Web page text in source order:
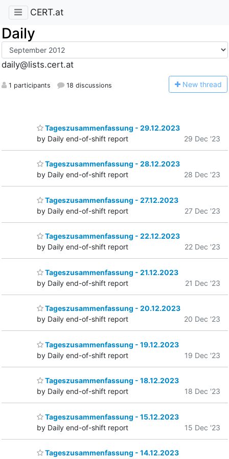
CERT.at
Daily
daily@lists.cert.at
1 participants 18 discussions New thread
Tageszusammenfassung - 29.12.2023
by Daily end-of-shift report
29 Dec '23
Tageszusammenfassung - 28.12.2023
by Daily end-of-shift report
28 Dec '23
Tageszusammenfassung - 27.12.2023
by Daily end-of-shift report
27 Dec '23
Tageszusammenfassung - 22.12.2023
by Daily end-of-shift report
22 Dec '23
Tageszusammenfassung - 21.12.2023
by Daily end-of-shift report
21 Dec '23
Tageszusammenfassung - 20.12.2023
by Daily end-of-shift report
20 Dec '23
Tageszusammenfassung - 19.12.2023
by Daily end-of-shift report
19 Dec '23
Tageszusammenfassung - 18.12.2023
by Daily end-of-shift report
18 Dec '23
Tageszusammenfassung - 15.12.2023
by Daily end-of-shift report
15 Dec '23
Tageszusammenfassung - 14.12.2023